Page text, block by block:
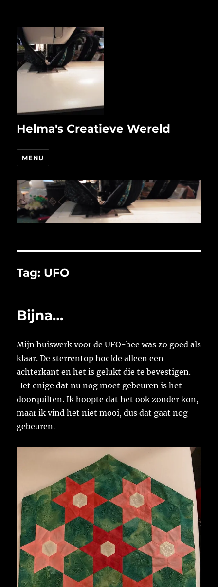
Helma's Creatieve Wereld
MENU
Tag: UFO
Bijna…
Mijn huiswerk voor de UFO-bee was zo goed als
klaar. De sterrentop hoefde alleen een
achterkant en het is gelukt die te bevestigen.
Het enige dat nu nog moet gebeuren is het
doorquilten. Ik hoopte dat het ook zonder kon,
maar ik vind het niet mooi, dus dat gaat nog
gebeuren.